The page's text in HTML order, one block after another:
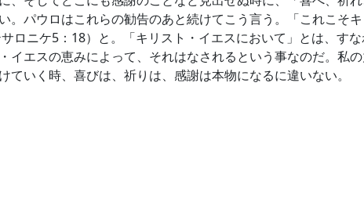
。パウロはこれらの勧告のあと続けてこう言う。「これこそ
ロニケ5：18）と。「キリスト・イエスにおいて」とは、す
イエスの恵みによって、それはなされるという事なのだ。私
ていく時、喜びは、祈りは、感謝は本物になるに違いない。